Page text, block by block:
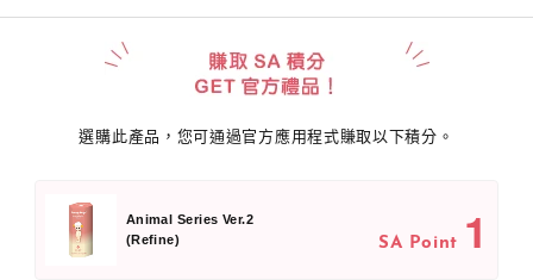
選購此產品，您可通過官方應用程式賺取以下積分。
Animal Series Ver.2
(Refine)
SA Point 1